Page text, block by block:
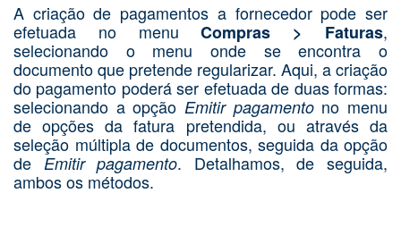
A criação de pagamentos a fornecedor pode ser
efetuada no menuCompras > Faturas,
selecionando o menu onde se encontra o
documento que pretende regularizar. Aqui, a criação
do pagamento poderá ser efetuada de duas formas:
selecionando a opção Emitir pagamentono menu
de opções da fatura pretendida, ou através da
seleção múltipla de documentos, seguida da opção
de Emitir pagamento. Detalhamos, de seguida,
ambos os métodos.